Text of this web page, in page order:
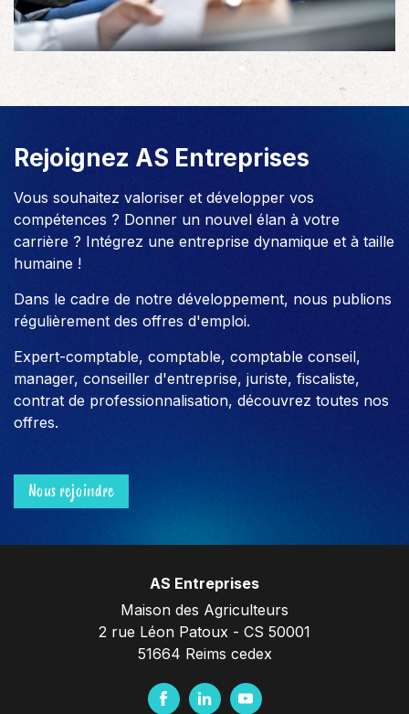
Rejoignez AS Entreprises
Vous souhaitez valoriser et développer vos
compétences ? Donner un nouvel élan à votre
carrière ? Intégrez une entreprise dynamique et à taille
humaine !
Dans le cadre de notre développement, nous publions
régulièrement des offres d'emploi.
Expert-comptable, comptable, comptable conseil,
manager, conseiller d'entreprise, juriste, fiscaliste,
contrat de professionnalisation, découvrez toutes nos
offres.
Nous rejoindre
AS Entreprises
Maison des Agriculteurs
2 rue Léon Patoux - CS 50001
51664 Reims cedex
F L Y